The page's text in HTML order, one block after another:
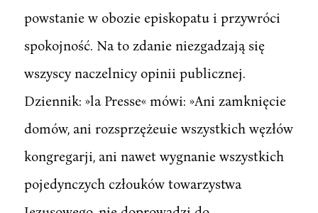
powstanie w obozie episkopatu i przywróci
spokojność. Na to zdanie niezgadzają się
wszyscy naczelnicy opinii publicznej.
Dziennik: »la Presse« mówi: »Ani zamknięcie
domów, ani rozsprzężeuie wszystkich węzłów
kongregarji, ani nawet wygnanie wszystkich
pojedynczych człouków towarzystwa